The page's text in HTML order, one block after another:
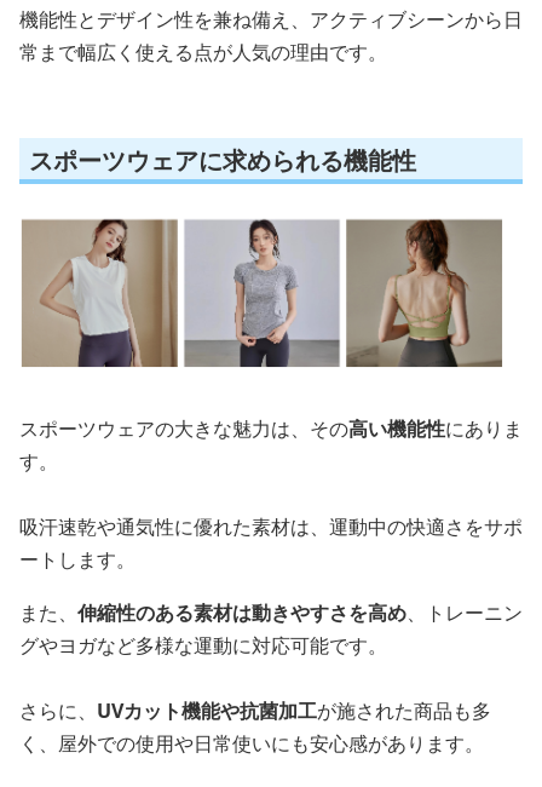
機能性とデザイン性を兼ね備え、アクティブシーンから日
常まで幅広く使える点が人気の理由です。
スポーツウェアに求められる機能性
スポーツウェアの大きな魅力は、その高い機能性にありま
す。
吸汗速乾や通気性に優れた素材は、運動中の快適さをサポ
ートします。
また、 伸縮性のある素材は動きやすさを高め、トレーニン
グやヨガなど多様な運動に対応可能です。
さらに、 UVカット機能や抗菌加工が施された商品も多
く、屋外での使用や日常使いにも安心感があります。